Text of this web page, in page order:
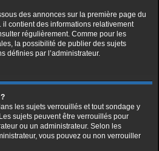
des annonces sur la première page du
contient des informations relativement
régulièrement. Comme pour les
la possibilité de publier des sujets
définies par l’administrateur.
les sujets verrouillés et tout sondage y
sujets peuvent être verrouillés pour
ou un administrateur. Selon les
vous pouvez ou non verrouiller